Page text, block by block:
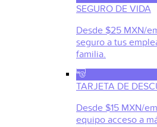
SEGURO DE VIDA
Desde $25 MXN/
seguro a tus
familia.
TARJETA DE
Desde $15 MXN/
equipo acceso a